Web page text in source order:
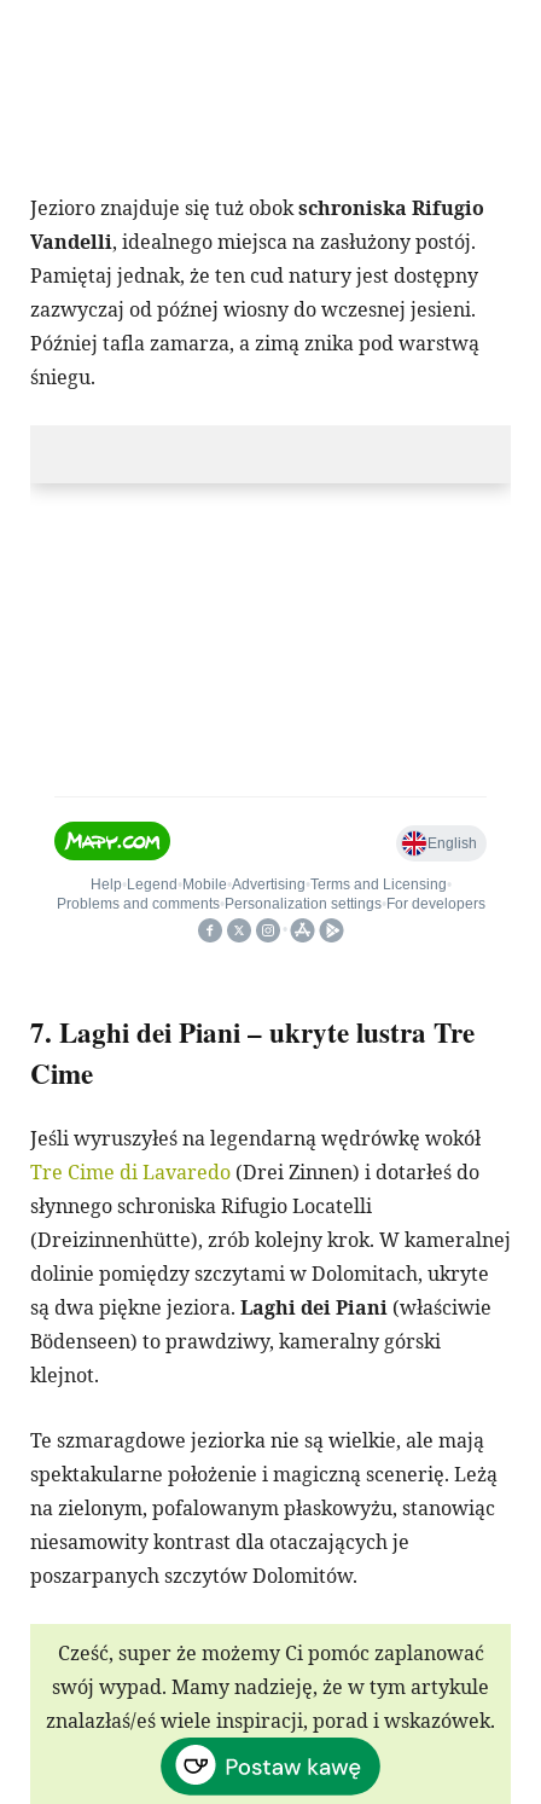
Jezioro znajduje się tuż obokschroniska Rifugio
Vandelli, idealnego miejsca na zasłużony postój.
Pamiętaj jednak, że ten cud natury jest dostępny
zazwyczaj od późnej wiosny do wczesnej jesieni.
Później tafla zamarza, a zimą znika pod warstwą
śniegu.
7. Laghi dei Piani – ukryte lustra Tre
Cime​
Jeśli wyruszyłeś na legendarną wędrówkę wokół
Tre Cime di Lavaredo (Drei Zinnen) i dotarłeś do
słynnego schroniska Rifugio Locatelli
(Dreizinnenhütte), zrób kolejny krok. W kameralnej
dolinie pomiędzy szczytami w Dolomitach, ukryte
są dwa piękne jeziora. Laghi dei Piani (właściwie
Bödenseen) to prawdziwy, kameralny górski
klejnot.
Te szmaragdowe jeziorka nie są wielkie, ale mają
spektakularne położenie i magiczną scenerię. Leżą
na zielonym, pofalowanym płaskowyżu, stanowiąc
niesamowity kontrast dla otaczających je
poszarpanych szczytów Dolomitów.​
Cześć, super że możemy Ci pomóc zaplanować
swój wypad. Mamy nadzieję, że w tym artykule
znalazłaś/eś wiele inspiracji, porad i wskazówek.